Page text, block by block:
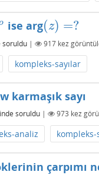
ise arg(z) =?
(z)= ?
soruldu | 917 kez
kompleks-sayılar
karmaşık sayı
soruldu | 973 kez
analiz kompleks-
çarpımı